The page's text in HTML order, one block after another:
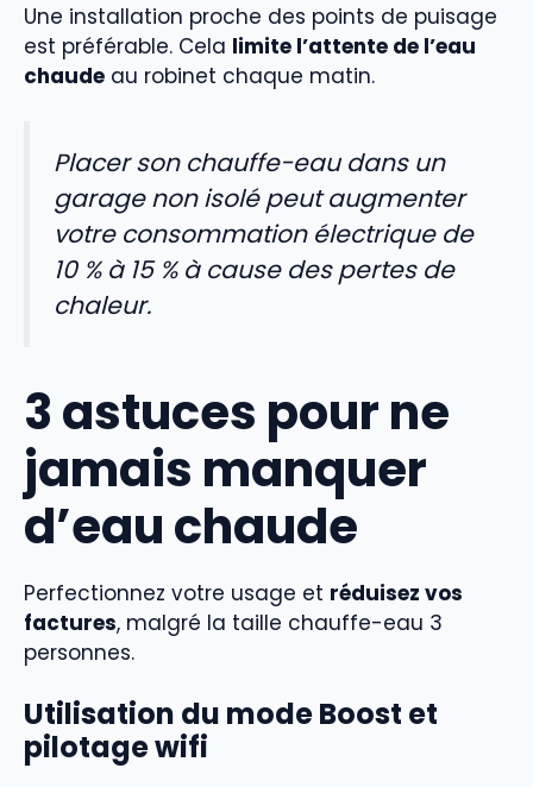
Une installation proche des points de puisage
est préférable. Cela limite l’attente de l’eau
chaude au robinet chaque matin.
Placer son chauffe-eau dans un
garage non isolé peut augmenter
votre consommation électrique de
10 % à 15 % à cause des pertes de
chaleur.
3 astuces pour ne
jamais manquer
d’eau chaude
Perfectionnez votre usage et réduisez vos
factures, malgré la taille chauffe-eau 3
personnes.
Utilisation du mode Boost et
pilotage wifi